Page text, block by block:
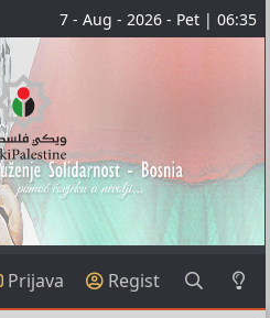
7 - Aug - 2026 - Pet | 06:35
Prijava Regist